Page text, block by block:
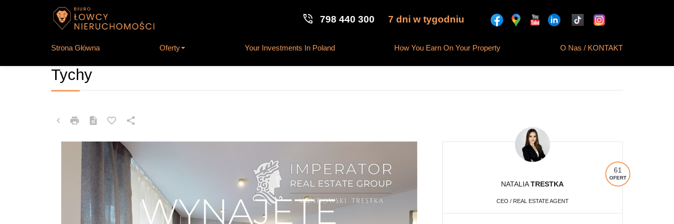
Strona Główna Oferty Your Investments In Poland How You Earn On Your Property O Nas / KONTAKT
phone_in_talk 798 440 300 7 dni w tygodniu
Tychy
61
OFERT
NATALIATRESTKA
CEO / REAL ESTATE AGENT